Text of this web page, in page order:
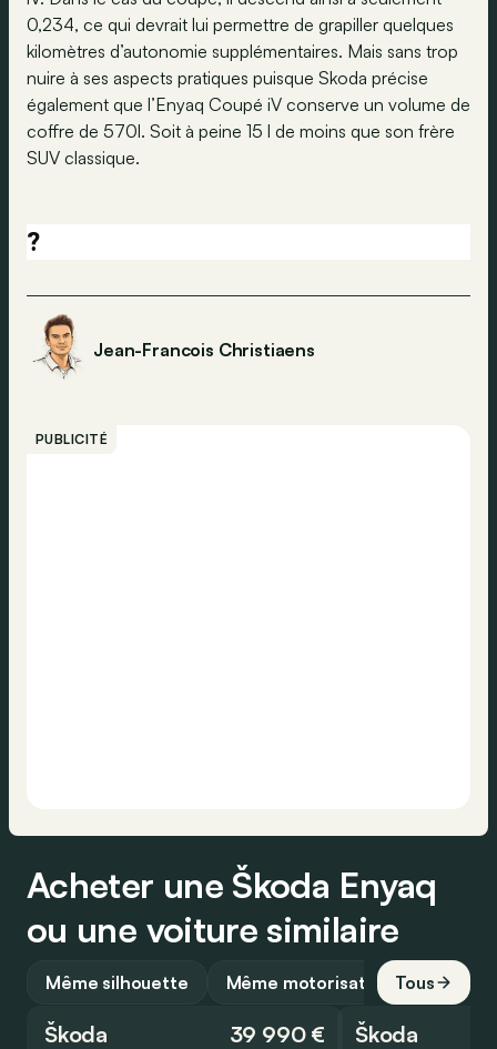
0,234, ce qui devrait lui permettre de grapiller quelques
kilomètres d’autonomie supplémentaires. Mais sans trop
nuire à ses aspects pratiques puisque Skoda précise
également que l’Enyaq Coupé iV conserve un volume de
coffre de 570l. Soit à peine 15 l de moins que son frère
SUV classique.
?
Jean-Francois Christiaens
PUBLICITÉ
Acheter une Škoda Enyaq
ou une voiture similaire
Même silhouette Même motorisation Tous
Škoda
39 990 €
Škoda